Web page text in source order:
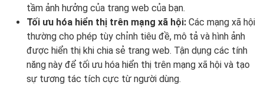
tầm ảnh hưởng của trang web của bạn.
Tối ưu hóa hiển thị trên mạng xã hội: Các mạng xã hội
thường cho phép tùy chỉnh tiêu đề, mô tả và hình ảnh
được hiển thị khi chia sẻ trang web. Tận dụng các tính
năng này để tối ưu hóa hiển thị trên mạng xã hội và tạo
sự tương tác tích cực từ người dùng.